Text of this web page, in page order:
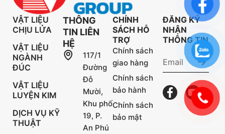
VẬT LIỆU
CHỊU LỬA
VẬT LIỆU
NGÀNH
ĐÚC
VẬT LIỆU
LUYỆN KIM
DỊCH VỤ KỸ
THUẬT
THÔNG
TIN LIÊN
HỆ
117/1
Đường
Đỗ
Mười,
Khu phố
19, P.
An Phú
CHÍNH
SÁCH HỖ
TRỢ
Chính sách
giao hàng
Chính sách
bảo hành
Chính sách
bảo mật
ĐĂNG KÝ
NHẬN
THÔNG TIN